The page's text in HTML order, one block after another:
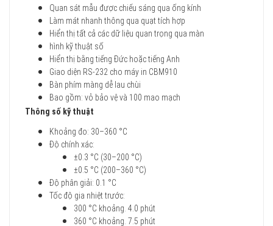
Quan sát mẫu được chiếu sáng qua ống kính
Làm mát nhanh thông qua quạt tích hợp
Hiển thị tất cả các dữ liệu quan trọng qua màn
hình kỹ thuật số
Hiển thị bằng tiếng Đức hoặc tiếng Anh
Giao diện RS-232 cho máy in CBM910
Bàn phím màng dễ lau chùi
Bao gồm: vỏ bảo vệ và 100 mao mạch
Thông số kỹ thuật
Khoảng đo: 30–360 °C
Độ chính xác:
±0.3 °C (30–200 °C)
±0.5 °C (200–360 °C)
Độ phân giải: 0.1 °C
Tốc độ gia nhiệt trước:
300 °C khoảng. 4.0 phút
360 °C khoảng. 7.5 phút